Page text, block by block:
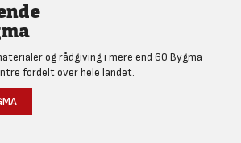
og rådgiving i mere end 60 Bygma
fordelt over hele landet.